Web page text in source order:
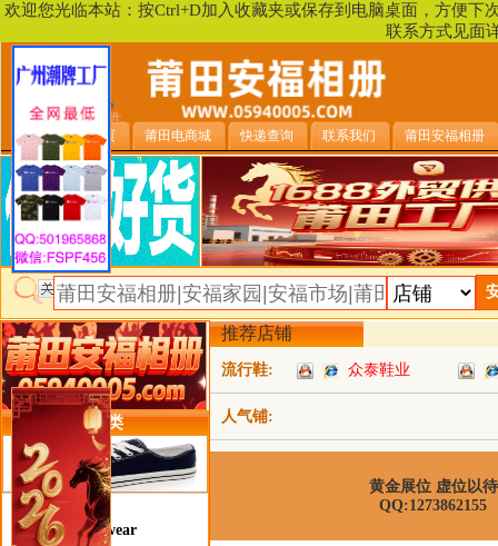
欢迎您光临本站：按Ctrl+D加入收藏夹或保存到电脑桌面，方便
联系方式见面
安福相册首页 莆田电商城 快递查询 联系我们 莆田安福相册
类目详细分类
鞋类-Footwear
推荐店铺
流行鞋:
人气铺:
众泰鞋业
黄金展位 虚位以待
QQ:1273862155